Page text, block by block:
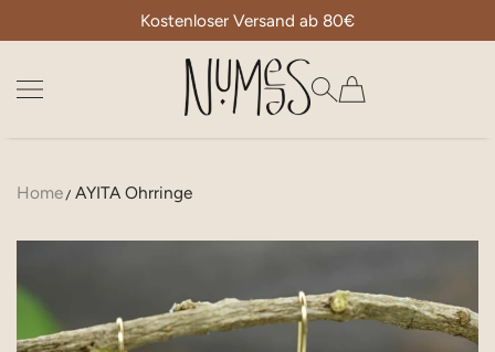
ZUM INHALT SPRINGENKostenloser Versand ab 80€
Numees
Home AYITA Ohrringe